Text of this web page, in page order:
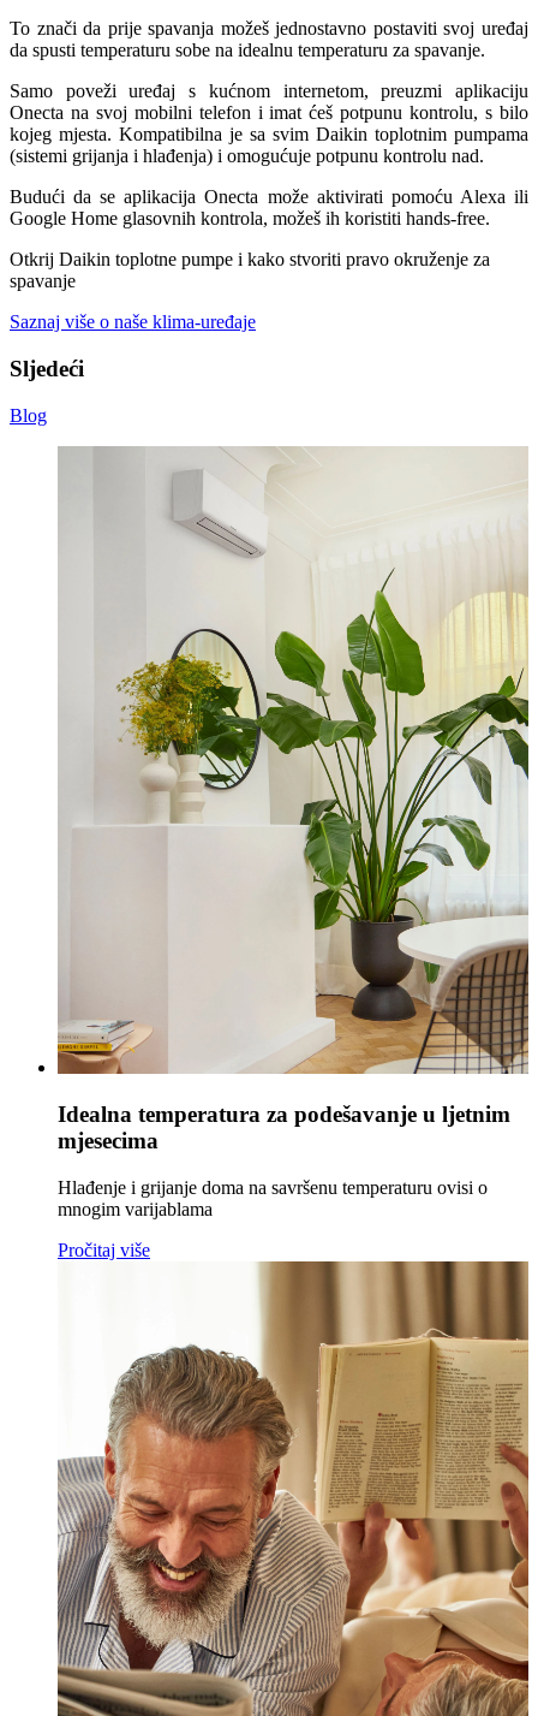
To znači da prije spavanja možeš jednostavno postaviti svoj uređaj
da spusti temperaturu sobe na idealnu temperaturu za spavanje.
Samo poveži uređaj s kućnom internetom, preuzmi aplikaciju
Onecta na svoj mobilni telefon i imat ćeš potpunu kontrolu, s bilo
kojeg mjesta. Kompatibilna je sa svim Daikin toplotnim pumpama
(sistemi grijanja i hlađenja) i omogućuje potpunu kontrolu nad.
Budući da se aplikacija Onecta može aktivirati pomoću Alexa ili
Google Home glasovnih kontrola, možeš ih koristiti hands-free.
Otkrij Daikin toplotne pumpe i kako stvoriti pravo okruženje za
spavanje
Saznaj više o naše klima-uređaje
Sljedeći
Blog
Idealna temperatura za podešavanje u ljetnim
mjesecima
Hlađenje i grijanje doma na savršenu temperaturu ovisi o
mnogim varijablama
Pročitaj više